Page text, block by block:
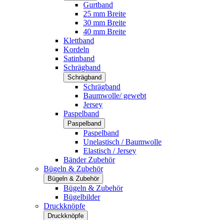
Gurtband
25 mm Breite
30 mm Breite
40 mm Breite
Klettband
Kordeln
Satinband
Schrägband
Schrägband
Schrägband
Baumwolle/ gewebt
Jersey
Paspelband
Paspelband
Paspelband
Unelastisch / Baumwolle
Elastisch / Jersey
Bänder Zubehör
Bügeln & Zubehör
Bügeln & Zubehör
Bügeln & Zubehör
Bügelbilder
Druckknöpfe
Druckknöpfe